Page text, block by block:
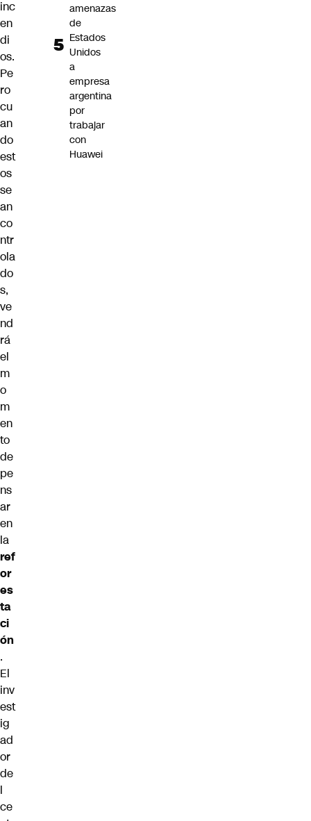
inc
en
di
os.
Pe
ro
cu
an
do
est
os
se
an
co
ntr
ola
do
s,
ve
nd
rá
el
m
o
m
en
to
de
pe
ns
ar
en
la
ref
or
es
ta
ci
ón
.
El
inv
est
ig
ad
or
de
l
ce
amenazas
de
Estados
Unidos
a
empresa
argentina
por
trabajar
con
Huawei